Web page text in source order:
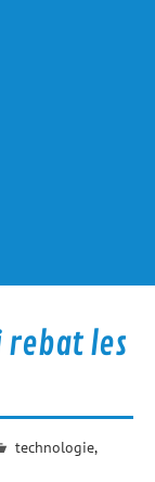
rebat les
technologie,